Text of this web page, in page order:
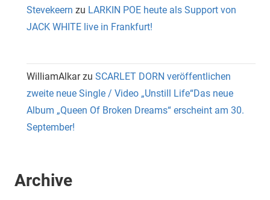
Stevekeern zu LARKIN POE heute als Support von
JACK WHITE live in Frankfurt!
WilliamAlkarzu SCARLET DORN veröffentlichen
zweite neue Single / Video „Unstill Life“Das neue
Album „Queen Of Broken Dreams“ erscheint am 30.
September!
Archive